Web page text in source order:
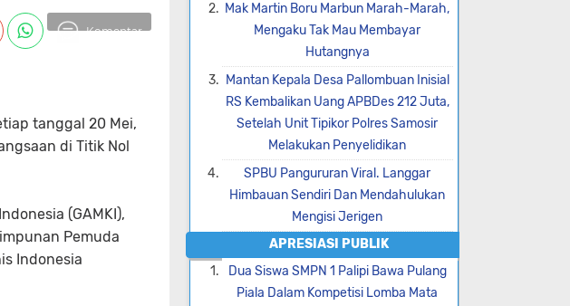
Komentar
tanggal 20 Mei,
di Titik Nol
(GAMKI),
Pemuda
Indonesia
Mak Martin Boru Marbun Marah-Marah,
Mengaku Tak Mau Membayar
Hutangnya
Mantan Kepala Desa Pallombuan Inisial
RS Kembalikan Uang APBDes 212 Juta,
Setelah Unit Tipikor Polres Samosir
Melakukan Penyelidikan
SPBU Pangururan Viral. Langgar
Himbauan Sendiri Dan Mendahulukan
Mengisi Jerigen
APRESIASI PUBLIK
Dua Siswa SMPN 1 Palipi Bawa Pulang
Piala Dalam Kompetisi Lomba Mata